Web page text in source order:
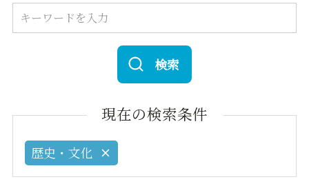
検索
現在の検索条件
歴史・文化